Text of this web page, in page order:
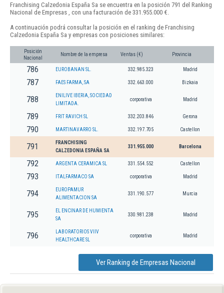
Franchising Calzedonia España Sa se encuentra en la posición 791 del Ranking
Nacional de Empresas , con una facturación de 331.955.000 €.
A continuación podrá consultar la posición en el ranking de Franchising
Calzedonia España Sa y empresas con posiciones similares:
Posición
Nacional
Nombre de la empresa Ventas (€) Provincia
786 EUROBANAN SL. 332.985.323 Madrid
787 FAES FARMA, SA 332.663.000 Bizkaia
788
ENILIVE IBERIA, SOCIEDAD
LIMITADA.
corporativa Madrid
789 FRIT RAVICH SL 332.203.846 Gerona
790 MARTINAVARRO SL. 332.197.705 Castellon
791
FRANCHISING
CALZEDONIA ESPAÑA SA
331.955.000 Barcelona
792 ARGENTA CERAMICA SL 331.554.552 Castellon
793 ITALFARMACO SA corporativa Madrid
794
EUROPAMUR
ALIMENTACION SA
331.190.577 Murcia
795
EL ENCINAR DE HUMIENTA
SA
330.981.238 Madrid
796
LABORATORIOS VIIV
HEALTHCARE SL
corporativa Madrid
Ver Ranking de Empresas Nacional